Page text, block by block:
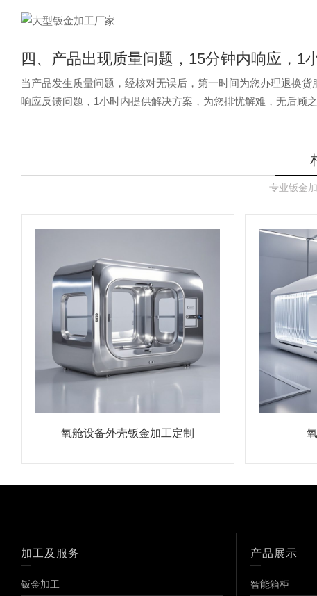
四、产品出现质量问题，15分钟内响应，1
当产品发生质量问题，经核对无误后，第一时间为您办理退换
响应反馈问题，1小时内提供解决方案，为您排忧解难，无后顾之
专业钣金
氧舱设备外壳钣金加工定制
加工及服务
钣金加工
产品展示
智能箱柜